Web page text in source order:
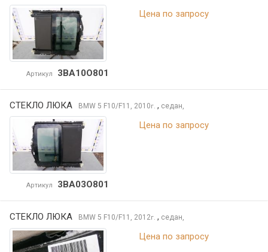
Артикул 3BA10O801
Цена по запросу
СТЕКЛО ЛЮКА BMW 5 F10/F11, 2010г. , седан,
Артикул 3BA03O801
Цена по запросу
СТЕКЛО ЛЮКА BMW 5 F10/F11, 2012г. , седан,
Цена по запросу